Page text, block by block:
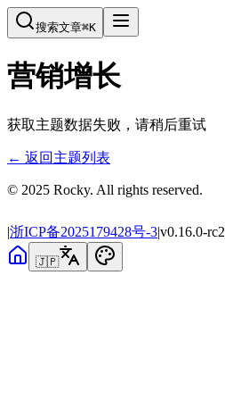
搜索文章⌘K
营销增长
获取主题数据失败，请稍后重试
← 返回主题列表
© 2025 Rocky. All rights reserved.
|浙ICP备2025179428号-3|v0.16.0-rc2
🇯🇵